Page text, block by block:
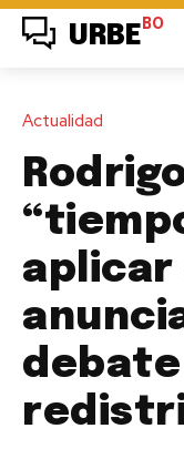
URBE BO
Actualidad
aplicar